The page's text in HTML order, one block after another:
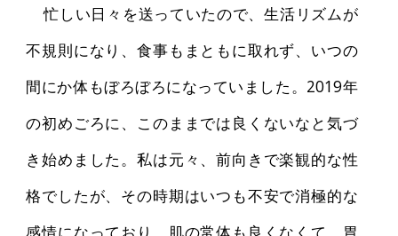
忙しい日々を送っていたので、生活リズムが
不規則になり、食事もまともに取れず、いつの
間にか体もぼろぼろになっていました。2019年
の初めごろに、このままでは良くないなと気づ
き始めました。私は元々、前向きで楽観的な性
格でしたが、その時期はいつも不安で消極的な
感情になっており、肌の常体も良くなくて、胃